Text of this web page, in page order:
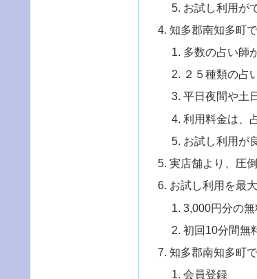
お試し利用が
知多郡南知多町
多数の占い師
２５種類の占
平日夜間や土
利用料金は、
お試し利用が
実店舗より、圧
お試し利用を最
3,000円分の
初回10分間無
知多郡南知多町
会員登録